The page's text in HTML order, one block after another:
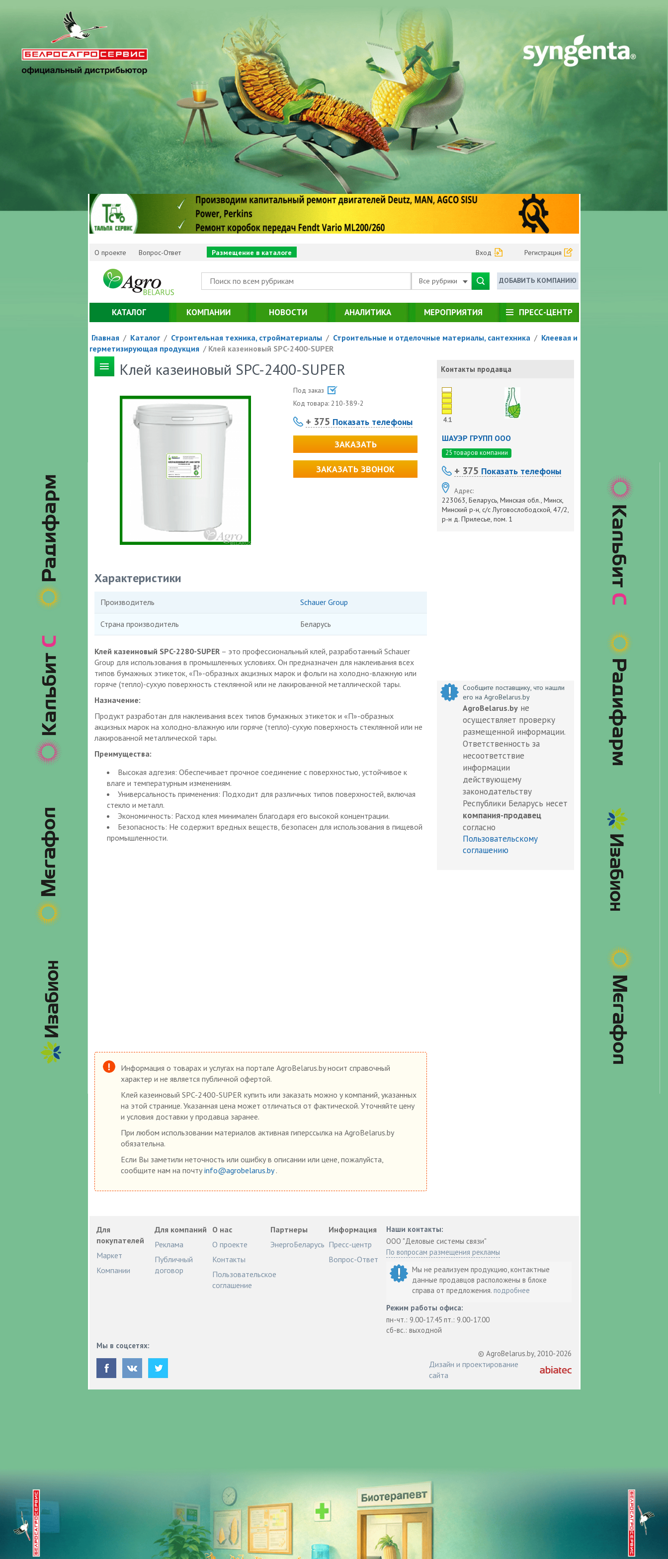
О проекте Вопрос-Ответ Размещение в каталоге Вход Регистрация
Все рубрики ДОБАВИТЬ КОМПАНИЮ
КАТАЛОГ КОМПАНИИ НОВОСТИ АНАЛИТИКА МЕРОПРИЯТИЯ ПРЕСС-ЦЕНТР
Главная / Каталог / Строительная техника, стройматериалы / Строительные и отделочные материалы, сантехника / Клеевая и
герметизирующая продукция / Клей казеиновый SPC-2400-SUPER
Клей казеиновый SPC-2400-SUPER
Под заказ
Код товара:210-389-2
+ 375 Показать телефоны
ЗАКАЗАТЬ
ЗАКАЗАТЬ ЗВОНОК
Характеристики
Производитель Schauer Group
Страна производитель Беларусь
Клей казеиновый SPC-2280-SUPER– это профессиональный клей, разработанный Schauer
Group для использования в промышленных условиях. Он предназначен для наклеивания всех
типов бумажных этикеток, «П»-образных акцизных марок и фольги на холодно-влажную или
горяче (тепло)-сухую поверхность стеклянной или не лакированной металлической тары.
Назначение:
Продукт разработан для наклеивания всех типов бумажных этикеток и «П»-образных
акцизных марок на холодно-влажную или горяче (тепло)-сухую поверхность стеклянной или не
лакированной металлической тары.
Преимущества:
Высокая адгезия: Обеспечивает прочное соединение с поверхностью, устойчивое к
влаге и температурным изменениям.
Универсальность применения: Подходит для различных типов поверхностей, включая
стекло и металл.
Экономичность: Расход клея минимален благодаря его высокой концентрации.
Безопасность: Не содержит вредных веществ, безопасен для использования в пищевой
промышленности.
Контакты продавца
4.1
ШАУЭР ГРУПП ООО
25 товаров компании
+ 375 Показать телефоны
Адрес:
223063, Беларусь, Минская обл., Минск,
Минский р-н, с/с Луговослободской, 47/2,
р-н д. Прилесье, пом. 1
Сообщите поставщику, что нашли
его на AgroBelarus.by
AgroBelarus.by не
осуществляет проверку
размещенной информации.
Ответственность за
несоответствие
информации
действующему
законодательству
Республики Беларусь несет
компания-продавец
согласно
Пользовательскому
соглашению
Информация о товарах и услугах на портале AgroBelarus.by носит справочный
характер и не является публичной офертой.
Клей казеиновый SPC-2400-SUPER купить или заказать можно у компаний, указанных
на этой странице. Указанная цена может отличаться от фактической. Уточняйте цену
и условия доставки у продавца заранее.
При любом использовании материалов активная гиперссылка на AgroBelarus.by
обязательна.
Если Вы заметили неточность или ошибку в описании или цене, пожалуйста,
сообщите нам на почту info@agrobelarus.by.
Для
покупателей
Маркет
Компании
Для компаний
Реклама
Публичный
договор
О нас
О проекте
Контакты
Пользовательское
соглашение
Партнеры
ЭнергоБеларусь
Информация
Пресс-центр
Вопрос-Ответ
Наши контакты:
ООО "Деловые системы связи"
По вопросам размещения рекламы
Мы не реализуем продукцию, контактные
данные продавцов расположены в блоке
справа от предложения.подробнее
Режим работы офиса:
пн-чт.: 9.00-17.45 пт.: 9.00-17.00
сб-вс.: выходной
Мы в соцсетях:
© AgroBelarus.by, 2010-2026
Дизайн и проектирование
сайта